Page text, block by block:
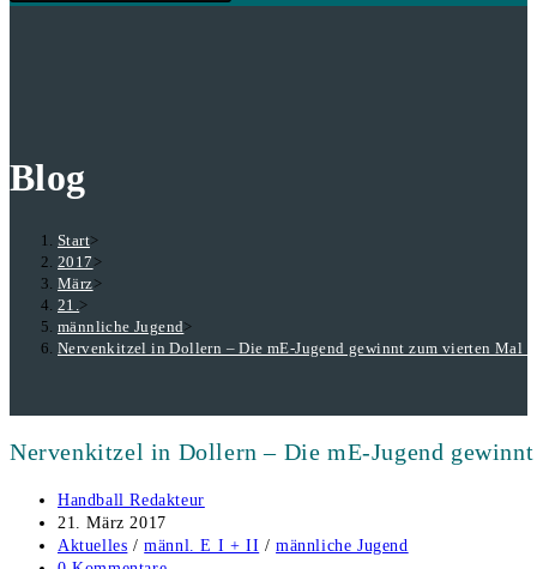
Blog
Start>
2017 >
März>
21. >
männliche Jugend>
Nervenkitzel in Dollern – Die mE-Jugend gewinnt zum vierten Mal
Nervenkitzel in Dollern – Die mE-Jugend
Beitrags-
Autor:
Handball Redakteur
Beitrag
veröffentlicht:
21. März 2017
Beitrags-
Aktuelles / männl. E I + II / männliche Jugend